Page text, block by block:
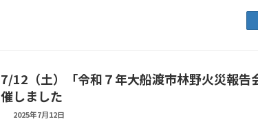
7/12（土）「令和７年大船渡市林野火災報告
催しました
2025年7月12日